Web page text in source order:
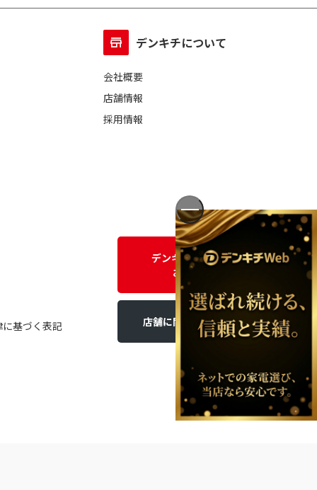
デンキチについて
会社概要
店舗情報
採用情報
基づく表記
デンキチWEBに関する
お問い合わせ
店舗に関するお問い合わせ